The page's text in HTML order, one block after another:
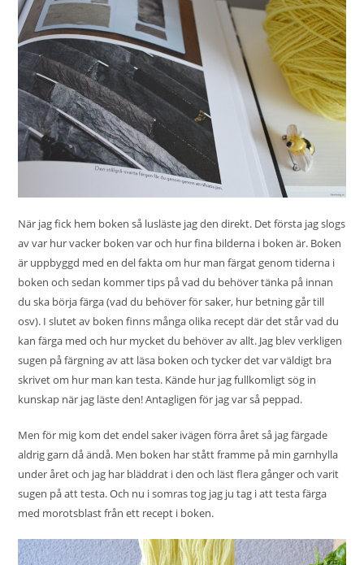
När jag fick hem boken så lusläste jag den direkt. Det första jag slogs
av var hur vacker boken var och hur fina bilderna i boken är. Boken
är uppbyggd med en del fakta om hur man färgat genom tiderna i
boken och sedan kommer tips på vad du behöver tänka på innan
du ska börja färga (vad du behöver för saker, hur betning går till
osv). I slutet av boken finns många olika recept där det står vad du
kan färga med och hur mycket du behöver av allt. Jag blev verkligen
sugen på färgning av att läsa boken och tycker det var väldigt bra
skrivet om hur man kan testa. Kände hur jag fullkomligt sög in
kunskap när jag läste den! Antagligen för jag var så peppad.
Men för mig kom det endel saker ivägen förra året så jag färgade
aldrig garn då ändå. Men boken har stått framme på min garnhylla
under året och jag har bläddrat i den och läst flera gånger och varit
sugen på att testa. Och nu i somras tog jag ju tag i att testa färga
med morotsblastfrån ett recept i boken.